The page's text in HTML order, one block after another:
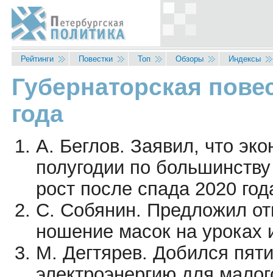
Перейти к основному содержанию
Рейтинги Повестки Топ Обзоры Индексы
Вы здесь
Губернаторская
года
А. Беглов. Заявил, что
полугодии по
рост после спада 2020
С. Собянин. Предложил
ношение масок на уроках
М. Дегтярев. Добился